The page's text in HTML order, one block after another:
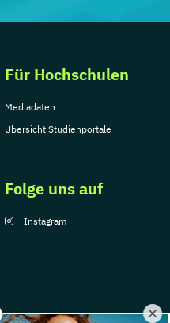
Für Hochschulen
Mediadaten
Übersicht Studienportale
Folge uns auf
Instagram